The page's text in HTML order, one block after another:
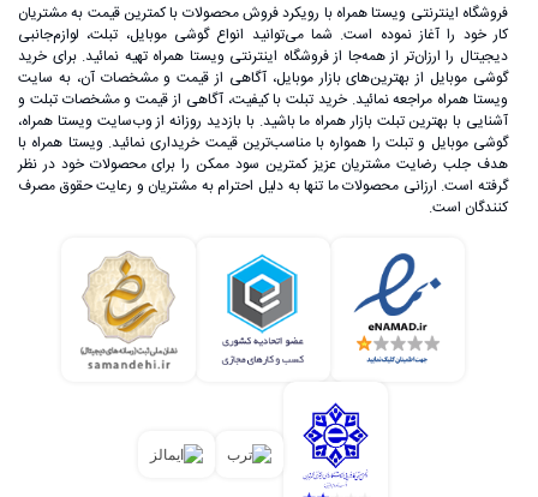
علی‌رغم اینکه گوشی‌های تلفن همراه اولیه، اندازه بسیار بزرگی
داشتند، اما ساخت یک تلفن بی‌سیم که بتوان آن را در هر زمان و
مکان استفاده کرد، خود یک اتفاق بسیار بزرگ در عرصه تکنولوژی
فروشگاه اینترنتی ویستا همراه با رویکرد فروش محصولات با کمترین قیمت به مشتریان
کار خود را آغاز نموده است. شما می‌توانید انواع گوشی موبایل، تبلت، لوازم‌جانبی
دیجیتال را ارزان‌تر از همه‌جا از فروشگاه اینترنتی ویستا همراه تهیه نمائید. برای خرید
گوشی موبایل از بهترین‌های بازار موبایل، آگاهی از قیمت و مشخصات آن، به ‌سایت
ویستا همراه مراجعه نمائید. خرید تبلت با کیفیت، آگاهی از قیمت و مشخصات تبلت و
آشنایی با بهترین تبلت بازار همراه ما باشید. با بازدید روزانه از وب‌سایت ویستا همراه،
گوشی موبایل و تبلت را همواره با مناسب‌ترین قیمت خریداری نمائید. ویستا همراه با
هدف جلب رضایت مشتریان عزیز کمترین سود ممکن را برای محصولات خود در نظر
گرفته است. ارزانی محصولات ما تنها به دلیل احترام به مشتریان و رعایت حقوق مصرف
کنندگان است.